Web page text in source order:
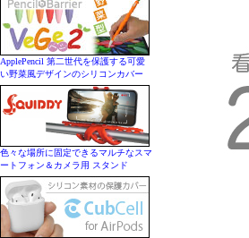
ApplePencil 第二世代を保護する可愛
い野菜風デザインのシリコンカバー
色々な場所に固定できるマルチなスマ
ートフォン＆カメラ用 スタンド